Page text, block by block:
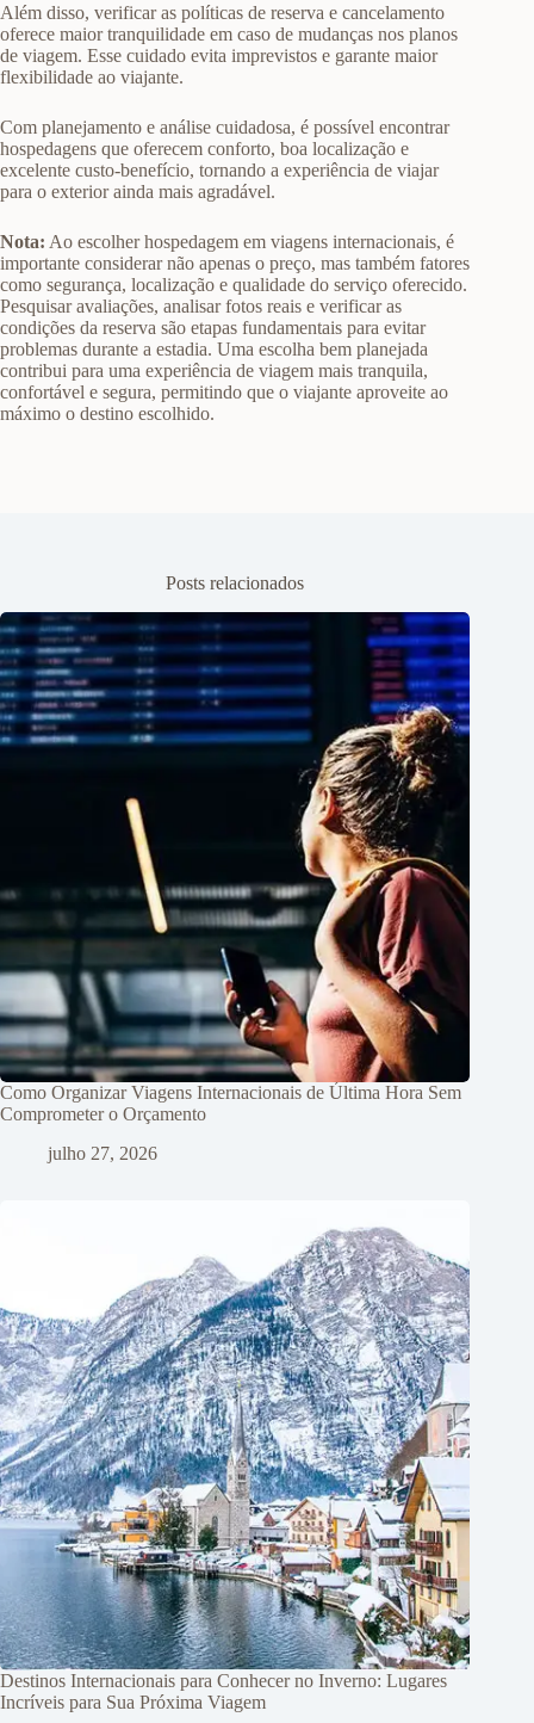
Além disso, verificar as políticas de reserva e cancelamento
oferece maior tranquilidade em caso de mudanças nos planos
de viagem. Esse cuidado evita imprevistos e garante maior
flexibilidade ao viajante.
Com planejamento e análise cuidadosa, é possível encontrar
hospedagens que oferecem conforto, boa localização e
excelente custo-benefício, tornando a experiência de viajar
para o exterior ainda mais agradável.
Nota: Ao escolher hospedagem em viagens internacionais, é
importante considerar não apenas o preço, mas também fatores
como segurança, localização e qualidade do serviço oferecido.
Pesquisar avaliações, analisar fotos reais e verificar as
condições da reserva são etapas fundamentais para evitar
problemas durante a estadia. Uma escolha bem planejada
contribui para uma experiência de viagem mais tranquila,
confortável e segura, permitindo que o viajante aproveite ao
máximo o destino escolhido.
Posts relacionados
Como Organizar Viagens Internacionais de Última Hora Sem
Comprometer o Orçamento
julho 27, 2026
Destinos Internacionais para Conhecer no Inverno: Lugares
Incríveis para Sua Próxima Viagem